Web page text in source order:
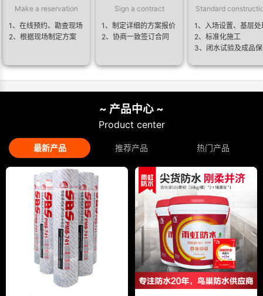
Make a reservation
1、在线预约、勘查现场
2、根据现场制定方案
Sign a contract
1、制定详细的方案报价
2、协商一致签订合同
Standard
1、入场设置、基层处
2、标准化施工
3、闭水试验及成品
~ 产品中心 ~
Product center
最新产品 推荐产品 热门产品